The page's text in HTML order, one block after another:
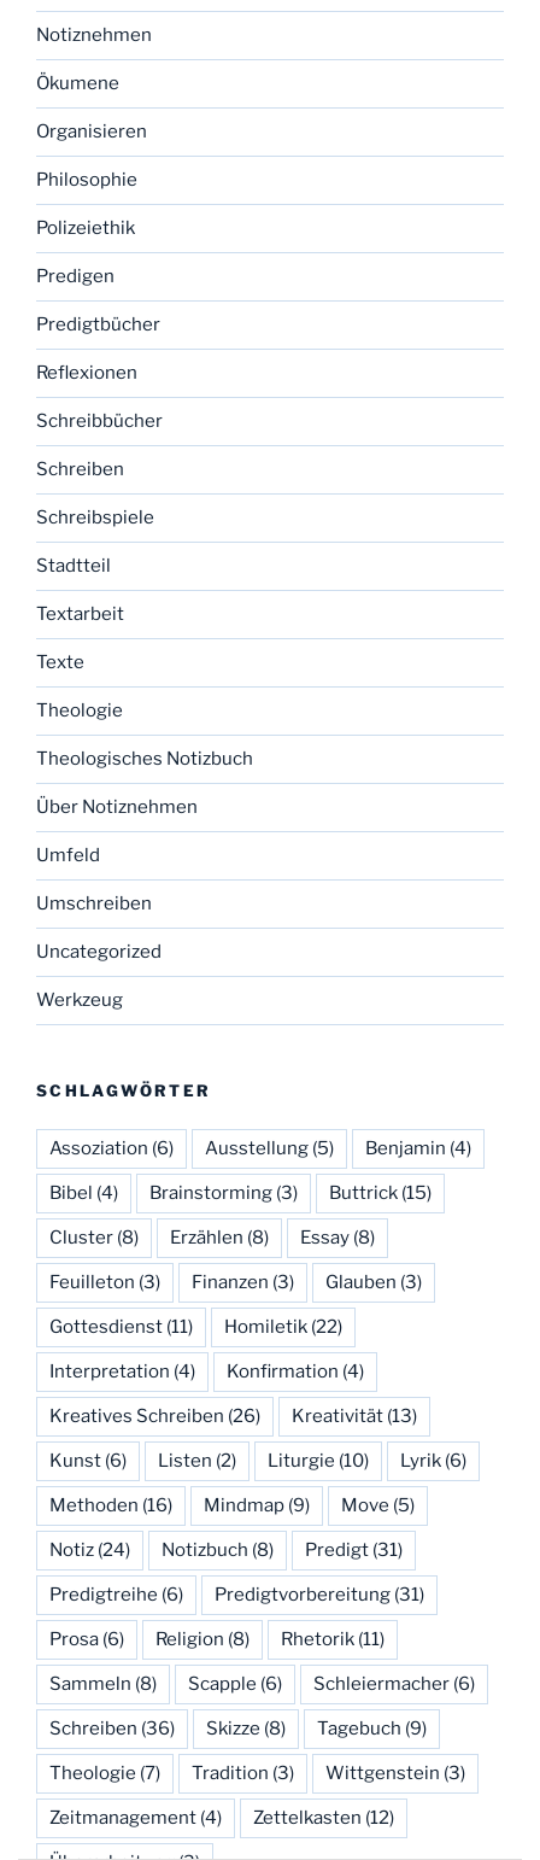
Notiznehmen
Ökumene
Organisieren
Philosophie
Polizeiethik
Predigen
Predigtbücher
Reflexionen
Schreibbücher
Schreiben
Schreibspiele
Stadtteil
Textarbeit
Texte
Theologie
Theologisches Notizbuch
Über Notiznehmen
Umfeld
Umschreiben
Uncategorized
Werkzeug
SCHLAGWÖRTER
Assoziation (6) Ausstellung (5) Benjamin (4)
Bibel (4) Brainstorming (3) Buttrick (15)
Cluster (8) Erzählen (8) Essay (8)
Feuilleton (3) Finanzen (3) Glauben (3)
Gottesdienst (11) Homiletik (22)
Interpretation (4) Konfirmation (4)
Kreatives Schreiben (26) Kreativität (13)
Kunst (6) Listen (2) Liturgie (10) Lyrik (6)
Methoden (16) Mindmap (9) Move (5)
Notiz (24) Notizbuch (8) Predigt (31)
Predigtreihe (6) Predigtvorbereitung (31)
Prosa (6) Religion (8) Rhetorik (11)
Sammeln (8) Scapple (6) Schleiermacher (6)
Schreiben (36) Skizze (8) Tagebuch (9)
Theologie (7) Tradition (3) Wittgenstein (3)
Zeitmanagement (4) Zettelkasten (12)